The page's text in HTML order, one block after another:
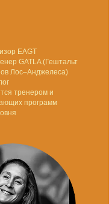
EAGT
GATLA (Гештальт
Лос–Анджелеса)
тренером и
программ